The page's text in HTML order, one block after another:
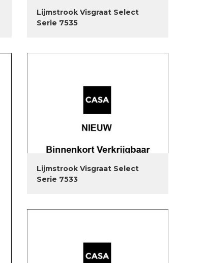
Lijmstrook Visgraat Select
Serie 7535
Lijmstrook Visgraat Select
Serie 7533